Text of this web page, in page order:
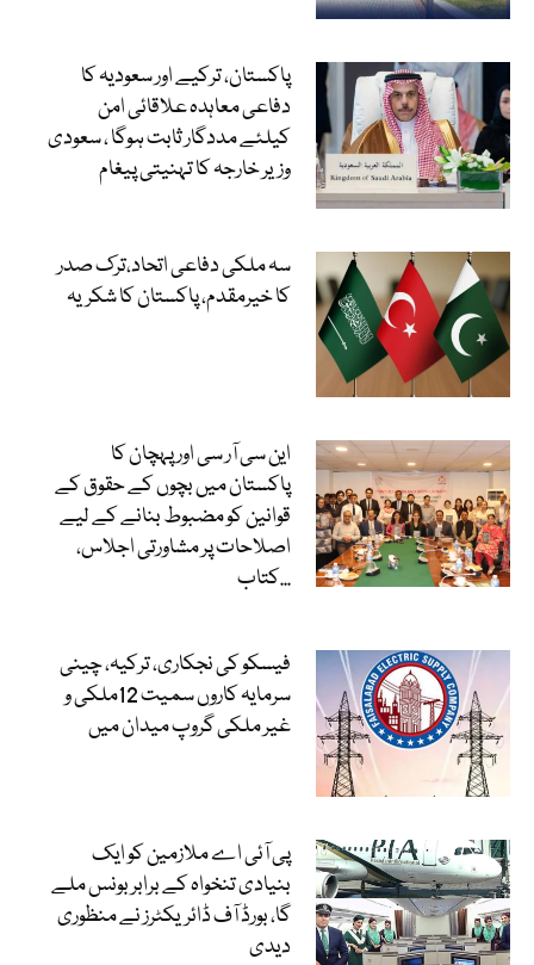
پاکستان، ترکیے اور سعودیہ کا
دفاعی معاہدہ علاقائی امن
کیلئے مددگار ثابت ہوگا ، سعودی
وزیر خارجہ کا تہنیتی پیغام
سہ ملکی دفاعی اتحاد،ترک صدر
کا خیرمقدم، پاکستان کا شکریہ
این سی آر سی اور پہچان کا
پاکستان میں بچوں کے حقوق کے
قوانین کو مضبوط بنانے کے لیے
اصلاحات پر مشاورتی اجلاس،
کتاب...
فیسکو کی نجکاری، ترکیہ، چینی
سرمایہ کاروں سمیت 12ملکی و
غیر ملکی گروپ میدان میں
پی آئی اے ملازمین کو ایک
بنیادی تنخواہ کے برابر بونس ملے
گا، بورڈ آف ڈائریکٹرز نے منظوری
دیدی